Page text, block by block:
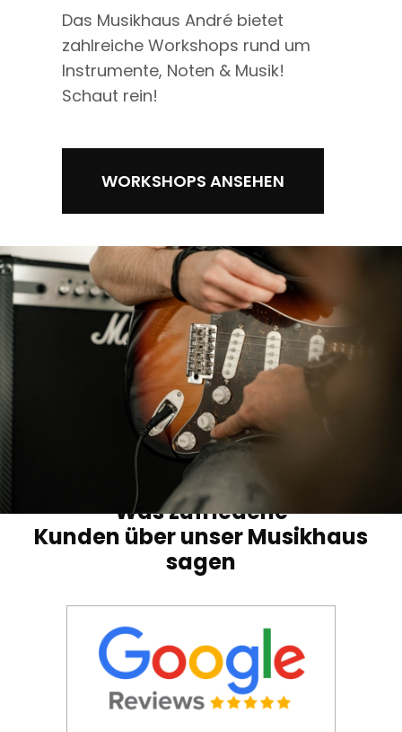
Das Musikhaus André bietet
zahlreiche Workshops rund um
Instrumente, Noten & Musik!
Schaut rein!
WORKSHOPS ANSEHEN
Was zufriedene
Kunden über unser Musikhaus
sagen